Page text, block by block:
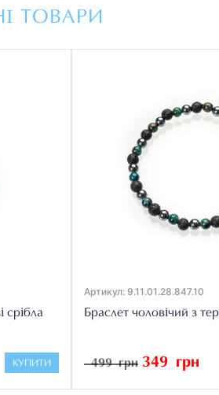
ТОВАРИ
срібла
КУПИТИ
Артикул: 9.11.01.28.847.10
Браслет чоловічий з
499 грн 349 грн